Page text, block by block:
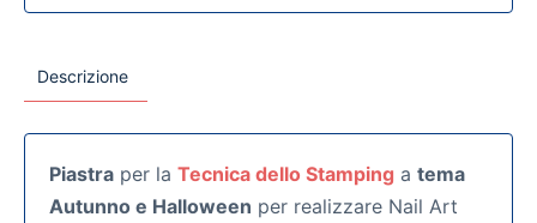
Descrizione
Piastra per la Tecnica dello Stamping a tema
Autunno e Halloween per realizzare Nail Art